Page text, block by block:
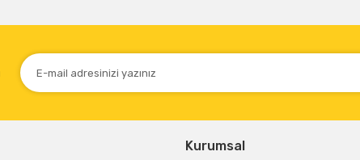
Kurumsal